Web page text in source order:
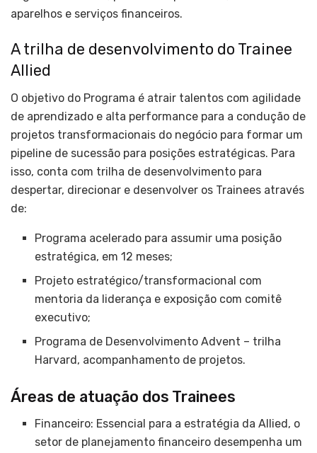
aparelhos e serviços financeiros.
A trilha de desenvolvimento do Trainee
Allied
O objetivo do Programa é atrair talentos com agilidade
de aprendizado e alta performance para a condução de
projetos transformacionais do negócio para formar um
pipeline de sucessão para posições estratégicas. Para
isso, conta com trilha de desenvolvimento para
despertar, direcionar e desenvolver os Trainees através
de:
Programa acelerado para assumir uma posição
estratégica, em 12 meses;
Projeto estratégico/transformacional com
mentoria da liderança e exposição com comitê
executivo;
Programa de Desenvolvimento Advent – trilha
Harvard, acompanhamento de projetos.
Áreas de atuação dos Trainees
Financeiro: Essencial para a estratégia da Allied, o
setor de planejamento financeiro desempenha um